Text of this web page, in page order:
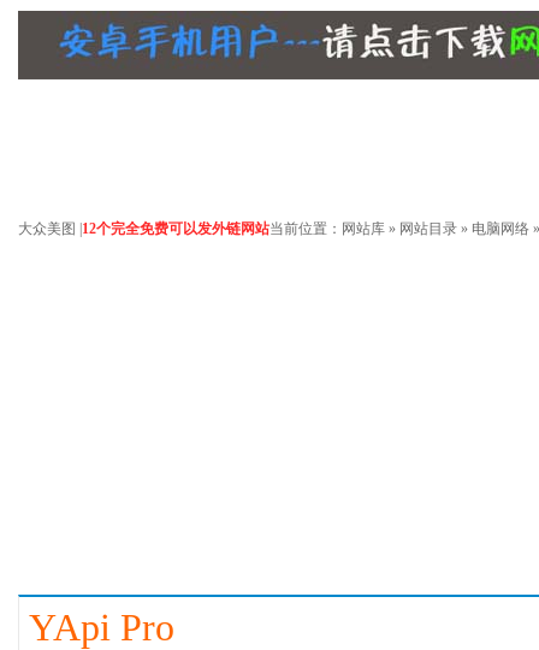
大众美图 12个完全免费可以发外链网站当前位置： 网站库 » 网站目录 » 电脑网络
YApi Pro